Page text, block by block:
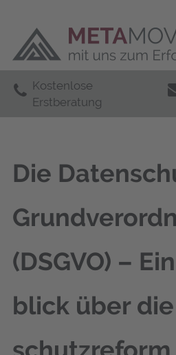
Kostenlose
Erstberatung
Die
(DSGVO) –
blick über